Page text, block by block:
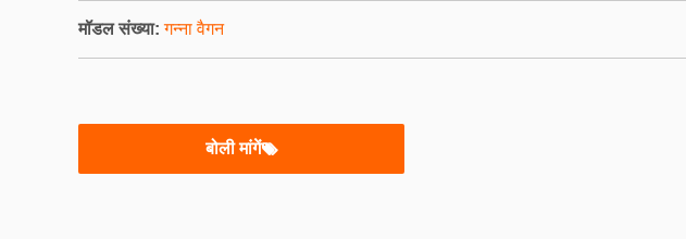
मॉडल संख्या: गन्ना वैगन
बोली मांगें